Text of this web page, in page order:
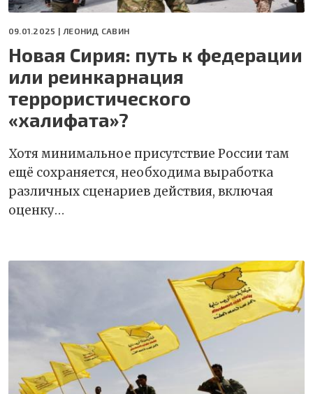
09.01.2025 | ЛЕОНИД САВИН
Новая Сирия: путь к федерации
или реинкарнация
террористического
«халифата»?
Хотя минимальное присутствие России там
ещё сохраняется, необходима выработка
различных сценариев действия, включая
оценку…